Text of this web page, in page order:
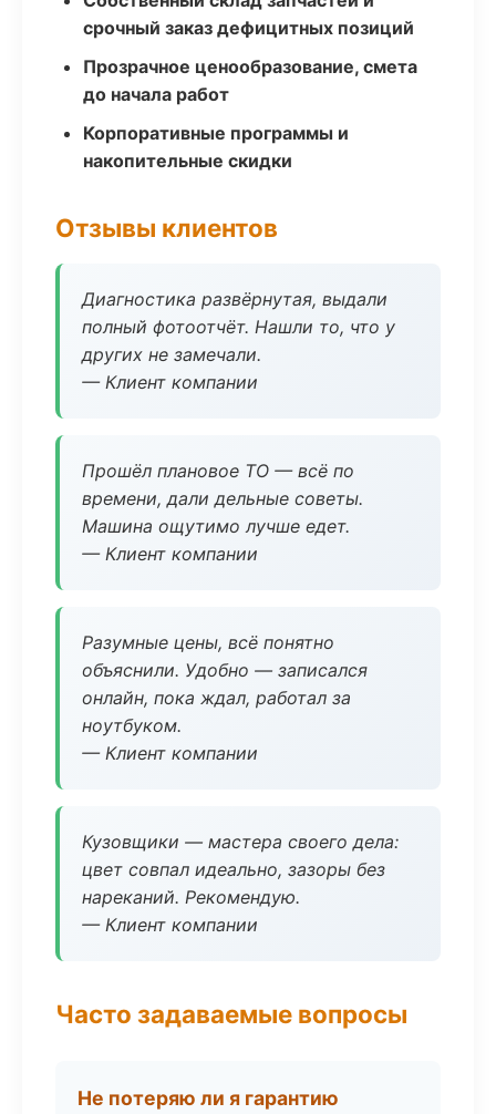
срочный заказ дефицитных позиций
Прозрачное ценообразование, смета
до начала работ
Корпоративные программы и
накопительные скидки
Отзывы клиентов
Диагностика развёрнутая, выдали
полный фотоотчёт. Нашли то, что у
других не замечали.
— Клиент компании
Прошёл плановое ТО — всё по
времени, дали дельные советы.
Машина ощутимо лучше едет.
— Клиент компании
Разумные цены, всё понятно
объяснили. Удобно — записался
онлайн, пока ждал, работал за
ноутбуком.
— Клиент компании
Кузовщики — мастера своего дела:
цвет совпал идеально, зазоры без
нареканий. Рекомендую.
— Клиент компании
Часто задаваемые вопросы
Не потеряю ли я гарантию